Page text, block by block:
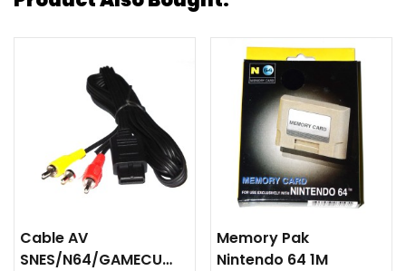
Cable AV
SNES/N64/GAMECUBE
Memory Pak
Nintendo 64 1M